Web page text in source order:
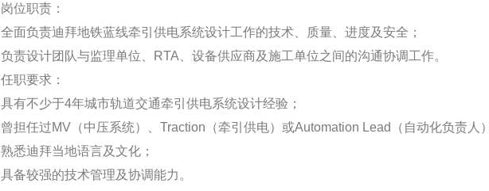
岗位职责：
全面负责迪拜地铁蓝线牵引供电系统设计工作的技术、质量、进度及安全；
负责设计团队与监理单位、RTA、设备供应商及施工单位之间的沟通协调工作。
任职要求：
具有不少于4年城市轨道交通牵引供电系统设计经验；
曾担任过MV（中压系统）、Traction（牵引供电）或Automation Lead（自动化负责人
熟悉迪拜当地语言及文化；
具备较强的技术管理及协调能力。